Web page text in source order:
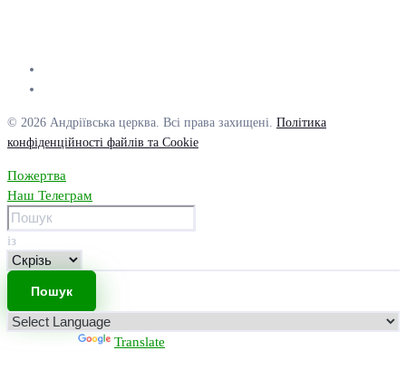
© 2026 Андріївська церква. Всі права захищені. Політика
конфіденційності файлів та Cookie
Пожертва
Наш Телеграм
із
Translate